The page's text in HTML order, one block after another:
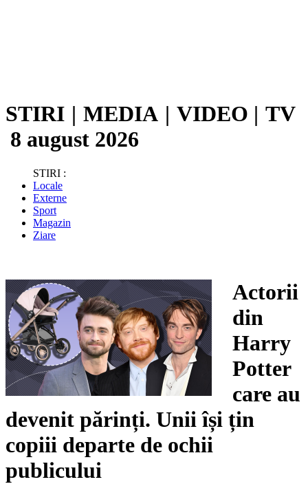
STIRI | MEDIA | VIDEO | TV
8 august 2026
STIRI :
Locale
Externe
Sport
Magazin
Ziare
Actorii
din
Harry
Potter
care au
devenit părinți. Unii își țin
copiii departe de ochii
publicului